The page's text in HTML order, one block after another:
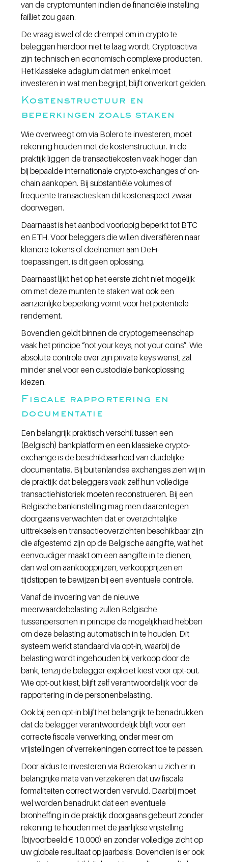
van de cryptomunten indien de financiële instelling
failliet zou gaan.
De vraag is wel of de drempel om in crypto te
beleggen hierdoor niet te laag wordt. Cryptoactiva
zijn technisch en economisch complexe producten.
Het klassieke adagium dat men enkel moet
investeren in wat men begrijpt, blijft onverkort gelden.
Kostenstructuur en
beperkingen zoals staken
Wie overweegt om via Bolero te investeren, moet
rekening houden met de kostenstructuur. In de
praktijk liggen de transactiekosten vaak hoger dan
bij bepaalde internationale crypto-exchanges of on-
chain aankopen. Bij substantiële volumes of
frequente transacties kan dit kostenaspect zwaar
doorwegen.
Daarnaast is het aanbod voorlopig beperkt tot BTC
en ETH. Voor beleggers die willen diversifiëren naar
kleinere tokens of deelnemen aan DeFi-
toepassingen, is dit geen oplossing.
Daarnaast lijkt het op het eerste zicht niet mogelijk
om met deze munten te staken wat ook een
aanzienlijke beperking vormt voor het potentiële
rendement.
Bovendien geldt binnen de cryptogemeenschap
vaak het principe “not your keys, not your coins”. Wie
absolute controle over zijn private keys wenst, zal
minder snel voor een custodiale bankoplossing
kiezen.
Fiscale rapportering en
documentatie
Een belangrijk praktisch verschil tussen een
(Belgisch) bankplatform en een klassieke crypto-
exchange is de beschikbaarheid van duidelijke
documentatie. Bij buitenlandse exchanges zien wij in
de praktijk dat beleggers vaak zelf hun volledige
transactiehistoriek moeten reconstrueren. Bij een
Belgische bankinstelling mag men daarentegen
doorgaans verwachten dat er overzichtelijke
uittreksels en transactieoverzichten beschikbaar zijn
die afgestemd zijn op de Belgische aangifte, wat het
eenvoudiger maakt om een aangifte in te dienen,
dan wel om aankoopprijzen, verkoopprijzen en
tijdstippen te bewijzen bij een eventuele controle.
Vanaf de invoering van de nieuwe
meerwaardebelasting zullen Belgische
tussenpersonen in principe de mogelijkheid hebben
om deze belasting automatisch in te houden. Dit
systeem werkt standaard via opt-in, waarbij de
belasting wordt ingehouden bij verkoop door de
bank, tenzij de belegger expliciet kiest voor opt-out.
Wie opt-out kiest, blijft zelf verantwoordelijk voor de
rapportering in de personenbelasting.
Ook bij een opt-in blijft het belangrijk te benadrukken
dat de belegger verantwoordelijk blijft voor een
correcte fiscale verwerking, onder meer om
vrijstellingen of verrekeningen correct toe te passen.
Door aldus te investeren via Bolero kan u zich er in
belangrijke mate van verzekeren dat uw fiscale
formaliteiten correct worden vervuld. Daarbij moet
wel worden benadrukt dat een eventuele
bronheffing in de praktijk doorgaans gebeurt zonder
rekening te houden met de jaarlijkse vrijstelling
(bijvoorbeeld € 10.000) en zonder volledige zicht op
uw globale resultaat op jaarbasis. Bovendien is er ook